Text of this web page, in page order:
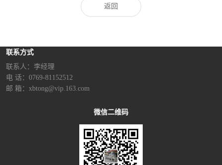
返回
联系方式
联系人：李经理‬
电 话：0769-81152512
邮 箱：xbtong@vip.163.com
微信二维码